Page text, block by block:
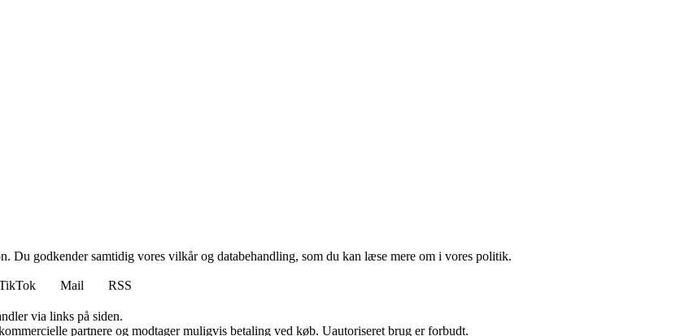
Du godkender samtidig vores vilkår og databehandling, som du kan læse mere om i vores politik.
Mail
RSS
via links på siden.
partnere og modtager muligvis betaling ved køb. Uautoriseret brug er forbudt.